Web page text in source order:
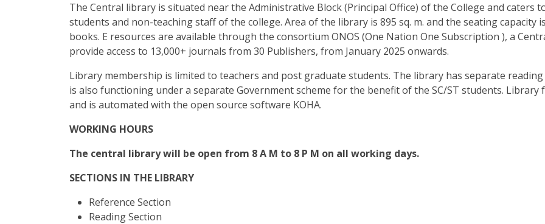
The Central library is situated near the Administrative Block (Principal Office) of the College and caters
students and non-teaching staff of the college. Area of the library is 895 sq. m. and the seating capacity
books. E resources are available through the consortium ONOS (One Nation One Subscription ), a
provide access to 13,000+ journals from 30 Publishers, from January 2025 onwards.
Library membership is limited to teachers and post graduate students. The library has separate
is also functioning under a separate Government scheme for the benefit of the SC/ST students. Library
and is automated with the open source software KOHA.
WORKING HOURS
The central library will be open from 8 A M to 8 P M on all working days.
SECTIONS IN THE LIBRARY
Reference Section
Reading Section